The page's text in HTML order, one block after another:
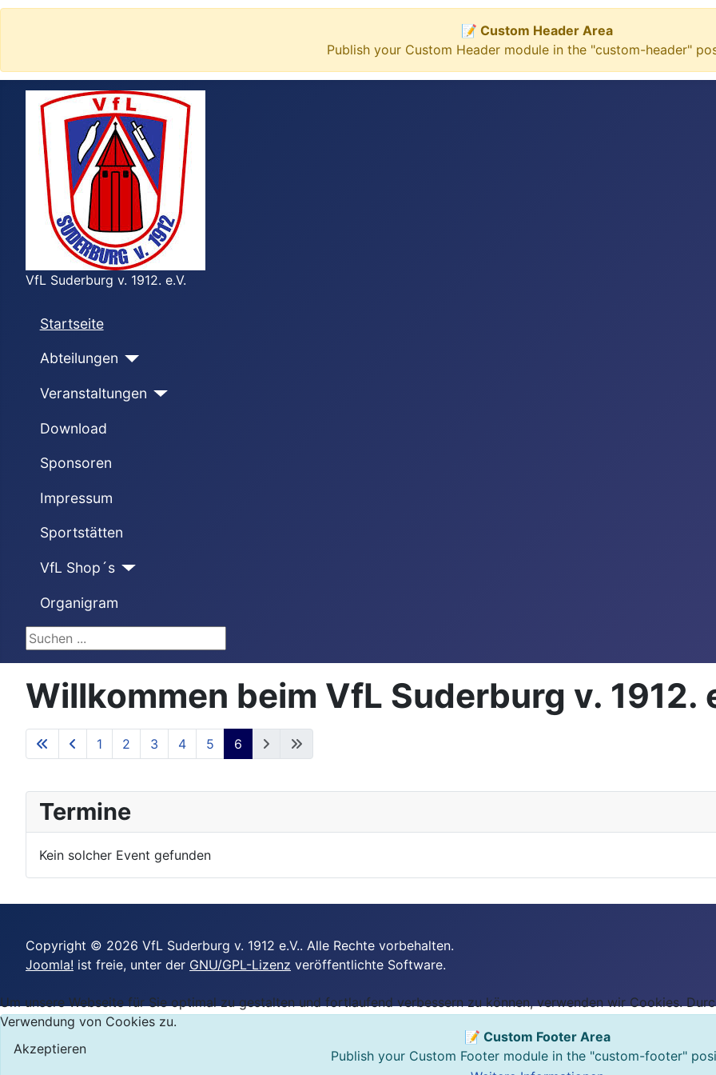
📝 Custom Header Area
Publish your Custom Header module in the "custom-header"
VfL Suderburg v. 1912. e.V.
Startseite
Abteilungen
Veranstaltungen
Download
Sponsoren
Impressum
Sportstätten
VfL Shop´s
Organigram
Suchen ...
Willkommen beim VfL Suderburg v. 1912.
1 2 3 4 5 6
Termine
Kein solcher Event gefunden
Copyright © 2026 VfL Suderburg v. 1912 e.V.. Alle Rechte vorbehalten.
Joomla! ist freie, unter der GNU/GPL-Lizenz veröffentlichte Software.
Um unsere Webseite für Sie optimal zu gestalten und fortlaufend verbessern zu können, verwenden wir Cookies.
Verwendung von Cookies zu.
Akzeptieren
📝 Custom Footer Area
Publish your Custom Footer module in the "custom-footer"